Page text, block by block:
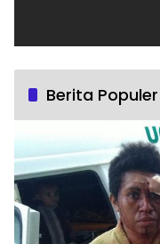
Berita Populer